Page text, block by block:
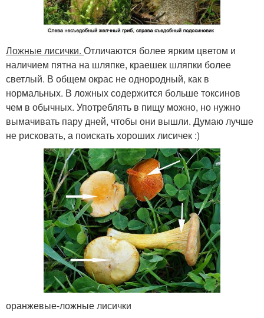
Ложные лисички. Отличаются более ярким цветом и
наличием пятна на шляпке, краешек шляпки более
светлый. В общем окрас не однородный, как в
нормальных. В ложных содержится больше токсинов
чем в обычных. Употреблять в пищу можно, но нужно
вымачивать пару дней, чтобы они вышли. Думаю лучше
не рисковать, а поискать хороших лисичек :)
оранжевые-ложные лисички